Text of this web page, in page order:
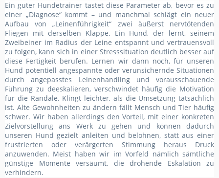
Ein guter Hundetrainer tastet diese Parameter ab, bevor es zu
einer „Diagnose“ kommt – und manchmal schlägt ein neuer
Aufbau von „Leinenführigkeit“ zwei äußerst nervtötenden
Fliegen mit derselben Klappe. Ein Hund, der lernt, seinem
Zweibeiner im Radius der Leine entspannt und vertrauensvoll
zu folgen, kann sich in einer Stresssituation deutlich besser auf
diese Fertigkeit berufen. Lernen wir dann noch, für unseren
Hund potentiell angespannte oder verunsichernde Situationen
durch angepasstes Leinenhandling und vorausschauende
Führung zu deeskalieren, verschwindet häufig die Motivation
für die Randale. Klingt leichter, als die Umsetzung tatsächlich
ist. Alte Gewohnheiten zu ändern fällt Mensch und Tier häufig
schwer. Wir haben allerdings den Vorteil, mit einer konkreten
Zielvorstellung ans Werk zu gehen und können dadurch
unseren Hund gezielt anleiten und belohnen, statt aus einer
frustrierten oder verärgerten Stimmung heraus Druck
anzuwenden. Meist haben wir im Vorfeld nämlich sämtliche
günstige Momente versäumt, die drohende Eskalation zu
verhindern.